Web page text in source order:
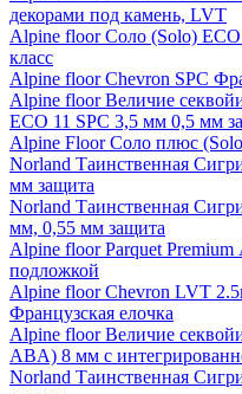
декорами под камень, LVT
Alpine floor Соло (Solo)
класс
Alpine floor Chevron SPC
Alpine floor Величие
ECO 11 SPC 3,5 мм 0,5 мм
Alpine Floor Соло плюс
Norland Таинственная
мм защита
Norland Таинственная
мм, 0,55 мм защита
Alpine floor Parquet
подложкой
Alpine floor Chevron LVT
Французская елочка
Alpine floor Величие
ABA) 8 мм с
Norland Таинственная